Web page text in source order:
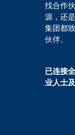
找合作
源，还
集团都
伙伴。
已连接
业人士